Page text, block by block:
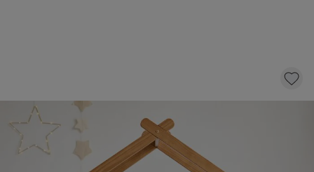
BUREAU ENFANT CABANE «MAISON» |
NOYER